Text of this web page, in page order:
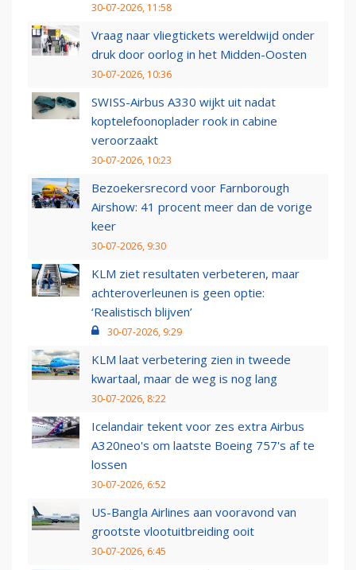
30-07-2026, 11:58
Vraag naar vliegtickets wereldwijd onder
druk door oorlog in het Midden-Oosten
30-07-2026, 10:36
SWISS-Airbus A330 wijkt uit nadat
koptelefoonoplader rook in cabine
veroorzaakt
30-07-2026, 10:23
Bezoekersrecord voor Farnborough
Airshow: 41 procent meer dan de vorige
keer
30-07-2026, 9:30
KLM ziet resultaten verbeteren, maar
achteroverleunen is geen optie:
‘Realistisch blijven’
30-07-2026, 9:29
KLM laat verbetering zien in tweede
kwartaal, maar de weg is nog lang
30-07-2026, 8:22
Icelandair tekent voor zes extra Airbus
A320neo's om laatste Boeing 757's af te
lossen
30-07-2026, 6:52
US-Bangla Airlines aan vooravond van
grootste vlootuitbreiding ooit
30-07-2026, 6:45